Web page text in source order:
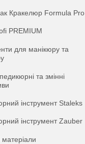
Кракелюр Formula Pro
PREMIUM
для манікюру та
та змінні
інструмент Staleks
інструмент Zauber
матеріали